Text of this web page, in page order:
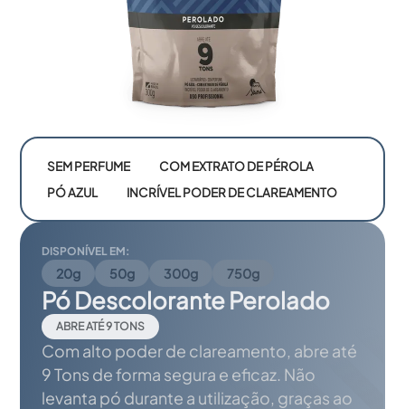
SEM PERFUME
COM EXTRATO DE PÉROLA
PÓ AZUL
INCRÍVEL PODER DE CLAREAMENTO
DISPONÍVEL EM:
20g 50g 300g 750g
Pó Descolorante Perolado
ABRE ATÉ 9 TONS
Com alto poder de clareamento, abre até
9 Tons de forma segura e eficaz. Não
levanta pó durante a utilização, graças ao